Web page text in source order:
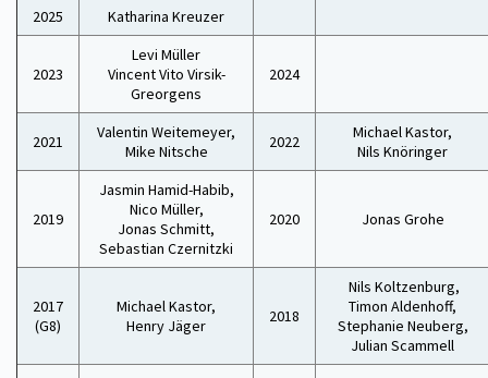
2025 Katharina Kreuzer
2023
Levi Müller
Vincent Vito Virsik-
Greorgens
2024
2021
Valentin Weitemeyer,
Mike Nitsche
2022
Michael Kastor,
Nils Knöringer
2019
Jasmin Hamid-Habib,
Nico Müller,
Jonas Schmitt,
Sebastian Czernitzki
2020 Jonas Grohe
2017
(G8)
Michael Kastor,
Henry Jäger
2018
Nils Koltzenburg,
Timon Aldenhoff,
Stephanie Neuberg,
Julian Scammell